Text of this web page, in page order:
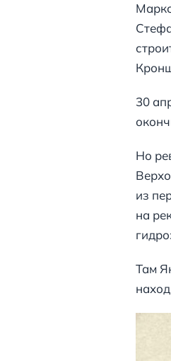
30
Но
из
на
Там